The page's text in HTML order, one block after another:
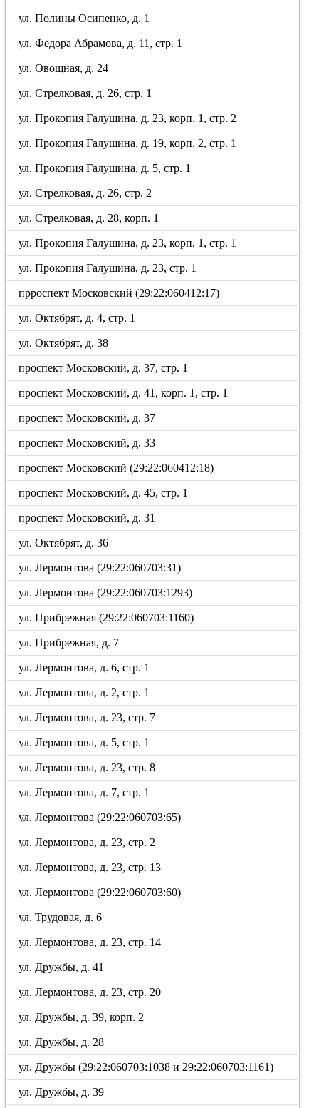
ул. Полины Осипенко, д. 1
ул. Федора Абрамова, д. 11, стр. 1
ул. Овощная, д. 24
ул. Стрелковая, д. 26, стр. 1
ул. Прокопия Галушина, д. 23, корп. 1, стр. 2
ул. Прокопия Галушина, д. 19, корп. 2, стр. 1
ул. Прокопия Галушина, д. 5, стр. 1
ул. Стрелковая, д. 26, стр. 2
ул. Стрелковая, д. 28, корп. 1
ул. Прокопия Галушина, д. 23, корп. 1, стр. 1
ул. Прокопия Галушина, д. 23, стр. 1
прроспект Московский (29:22:060412:17)
ул. Октябрят, д. 4, стр. 1
ул. Октябрят, д. 38
проспект Московский, д. 37, стр. 1
проспект Московский, д. 41, корп. 1, стр. 1
проспект Московский, д. 37
проспект Московский, д. 33
проспект Московский (29:22:060412:18)
проспект Московский, д. 45, стр. 1
проспект Московский, д. 31
ул. Октябрят, д. 36
ул. Лермонтова (29:22:060703:31)
ул. Лермонтова (29:22:060703:1293)
ул. Прибрежная (29:22:060703:1160)
ул. Прибрежная, д. 7
ул. Лермонтова, д. 6, стр. 1
ул. Лермонтова, д. 2, стр. 1
ул. Лермонтова, д. 23, стр. 7
ул. Лермонтова, д. 5, стр. 1
ул. Лермонтова, д. 23, стр. 8
ул. Лермонтова, д. 7, стр. 1
ул. Лермонтова (29:22:060703:65)
ул. Лермонтова, д. 23, стр. 2
ул. Лермонтова, д. 23, стр. 13
ул. Лермонтова (29:22:060703:60)
ул. Трудовая, д. 6
ул. Лермонтова, д. 23, стр. 14
ул. Дружбы, д. 41
ул. Лермонтова, д. 23, стр. 20
ул. Дружбы, д. 39, корп. 2
ул. Дружбы, д. 28
ул. Дружбы (29:22:060703:1038 и 29:22:060703:1161)
ул. Дружбы, д. 39